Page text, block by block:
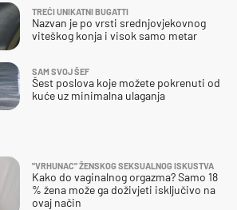
"VRHUNAC" ŽENSKOG SEKSUALNOG ISKUSTVA
Kako do vaginalnog orgazma? Samo 18
% žena može ga doživjeti isključivo na
ovaj način
TREĆI UNIKATNI BUGATTI
Nazvan je po vrsti srednjovjekovnog
viteškog konja i visok samo metar
SAM SVOJ ŠEF
Šest poslova koje možete pokrenuti od
kuće uz minimalna ulaganja